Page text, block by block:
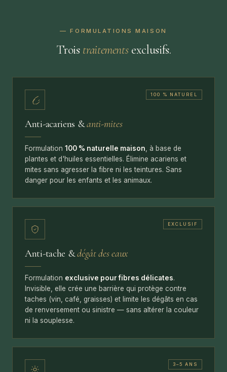
— FORMULATIONS MAISON
Trois traitementsexclusifs.
100 % NATUREL
Anti-acariens &anti-mites
Formulation 100 % naturelle maison , à base de
plantes et d'huiles essentielles. Élimine acariens et
mites sans agresser la fibre ni les teintures. Sans
danger pour les enfants et les animaux.
EXCLUSIF
Anti-tache &dégât des eaux
Formulation exclusive pour fibres délicates.
Invisible, elle crée une barrière qui protège contre
taches (vin, café, graisses) et limite les dégâts en cas
de renversement ou sinistre — sans altérer la couleur
ni la souplesse.
3–5 ANS